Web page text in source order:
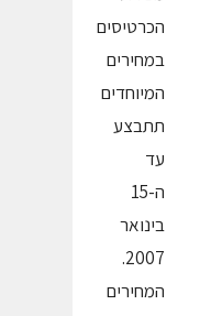
הכרטיסים
במחירים
המיוחדים
תתבצע
עד
ה-15
בינואר
2007.
המחירים